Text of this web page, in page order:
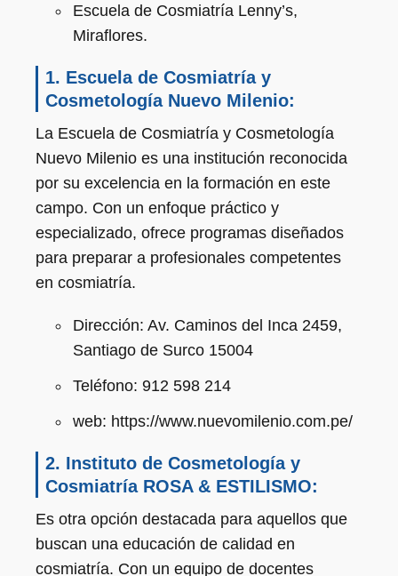
Escuela de Cosmiatría Lenny’s,
Miraflores.
1. Escuela de Cosmiatría y
Cosmetología Nuevo Milenio:
La Escuela de Cosmiatría y Cosmetología
Nuevo Milenio es una institución reconocida
por su excelencia en la formación en este
campo. Con un enfoque práctico y
especializado, ofrece programas diseñados
para preparar a profesionales competentes
en cosmiatría.
Dirección: Av. Caminos del Inca 2459,
Santiago de Surco 15004
Teléfono: 912 598 214
web: https://www.nuevomilenio.com.pe/
2. Instituto de Cosmetología y
Cosmiatría ROSA & ESTILISMO:
Es otra opción destacada para aquellos que
buscan una educación de calidad en
cosmiatría. Con un equipo de docentes